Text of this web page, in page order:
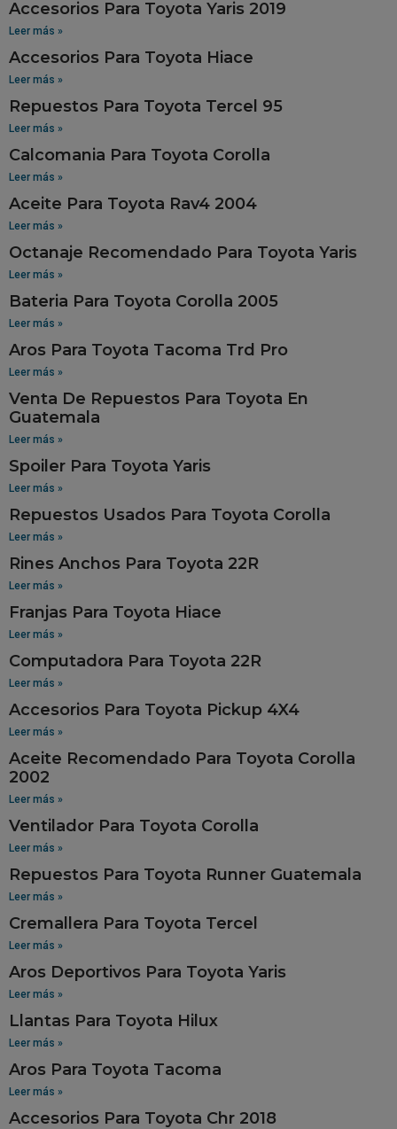
Accesorios Para Toyota Yaris 2019
Leer más »
Accesorios Para Toyota Hiace
Leer más »
Repuestos Para Toyota Tercel 95
Leer más »
Calcomania Para Toyota Corolla
Leer más »
Aceite Para Toyota Rav4 2004
Leer más »
Octanaje Recomendado Para Toyota Yaris
Leer más »
Bateria Para Toyota Corolla 2005
Leer más »
Aros Para Toyota Tacoma Trd Pro
Leer más »
Venta De Repuestos Para Toyota En
Guatemala
Leer más »
Spoiler Para Toyota Yaris
Leer más »
Repuestos Usados Para Toyota Corolla
Leer más »
Rines Anchos Para Toyota 22R
Leer más »
Franjas Para Toyota Hiace
Leer más »
Computadora Para Toyota 22R
Leer más »
Accesorios Para Toyota Pickup 4X4
Leer más »
Aceite Recomendado Para Toyota Corolla
2002
Leer más »
Ventilador Para Toyota Corolla
Leer más »
Repuestos Para Toyota Runner Guatemala
Leer más »
Cremallera Para Toyota Tercel
Leer más »
Aros Deportivos Para Toyota Yaris
Leer más »
Llantas Para Toyota Hilux
Leer más »
Aros Para Toyota Tacoma
Leer más »
Accesorios Para Toyota Chr 2018